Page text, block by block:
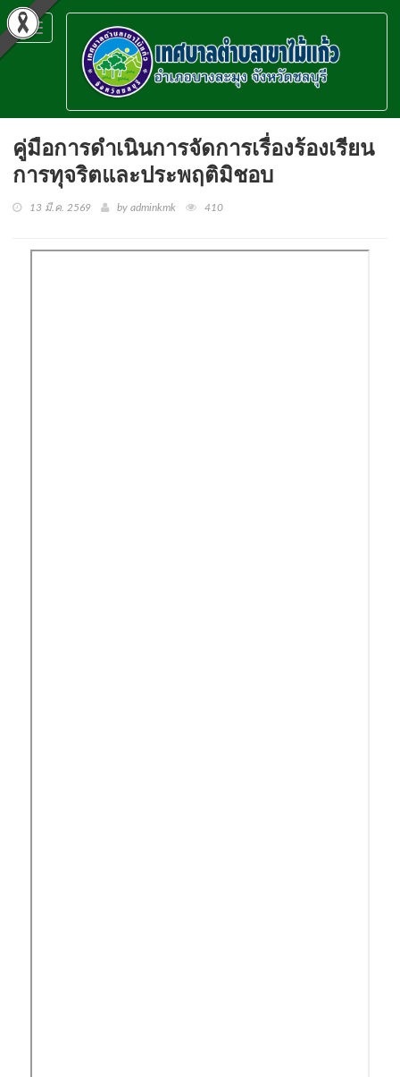
Toggle
navigation
คู่มือการดำเนินการจัดการเรื่องร้องเรียน
การทุจริตและประพฤติมิชอบ
13 มี.ค. 2569 by adminkmk 410